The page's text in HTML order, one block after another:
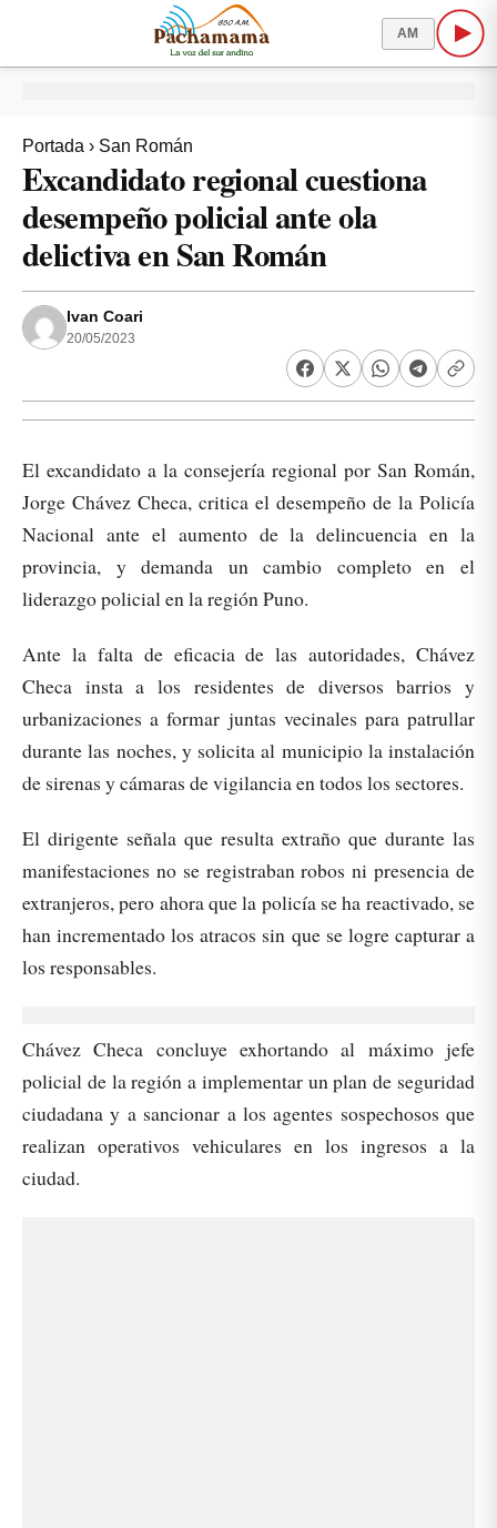
AM
Portada › San Román
Excandidato regional cuestiona
desempeño policial ante ola
delictiva en San Román
Ivan Coari
20/05/2023
El excandidato a la consejería regional por San Román,
Jorge Chávez Checa, critica el desempeño de la Policía
Nacional ante el aumento de la delincuencia en la
provincia, y demanda un cambio completo en el
liderazgo policial en la región Puno.
Ante la falta de eficacia de las autoridades, Chávez
Checa insta a los residentes de diversos barrios y
urbanizaciones a formar juntas vecinales para patrullar
durante las noches, y solicita al municipio la instalación
de sirenas y cámaras de vigilancia en todos los sectores.
El dirigente señala que resulta extraño que durante las
manifestaciones no se registraban robos ni presencia de
extranjeros, pero ahora que la policía se ha reactivado, se
han incrementado los atracos sin que se logre capturar a
los responsables.
Chávez Checa concluye exhortando al máximo jefe
policial de la región a implementar un plan de seguridad
ciudadana y a sancionar a los agentes sospechosos que
realizan operativos vehiculares en los ingresos a la
ciudad.